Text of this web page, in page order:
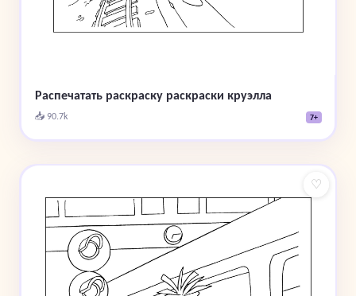
Распечатать раскраску раскраски круэлла
📥 90.7k 7+
♡